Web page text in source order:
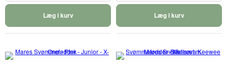
Læg i kurv Læg i kurv